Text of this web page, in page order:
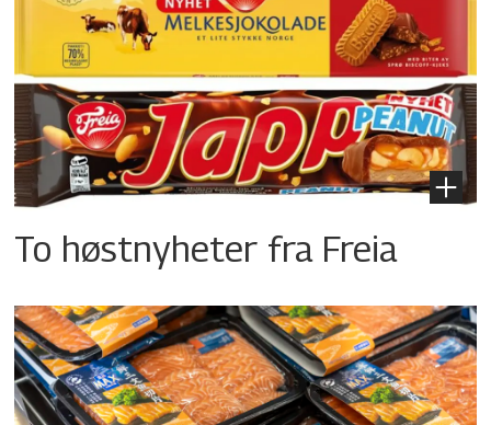
To høstnyheter fra Freia